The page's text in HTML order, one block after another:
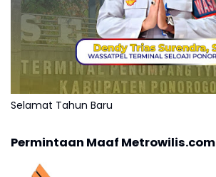
Selamat Tahun Baru
Permintaan Maaf Metrowilis.com